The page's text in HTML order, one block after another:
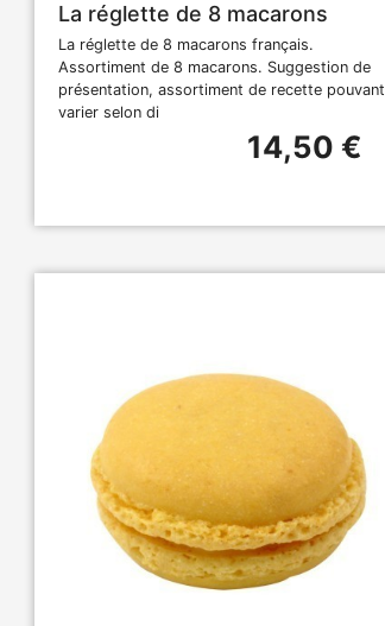
La réglette de 8 macarons
La réglette de 8 macarons français.
Assortiment de 8 macarons. Suggestion de
présentation, assortiment de recette pouvant
varier selon di
14,50 €